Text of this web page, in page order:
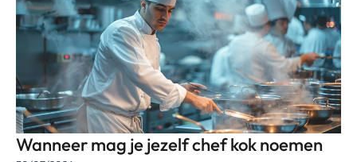
Wanneer mag je jezelf chef kok noemen